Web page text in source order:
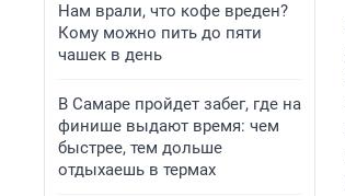
Нам врали, что кофе вреден?
Кому можно пить до пяти
чашек в день
В Самаре пройдет забег, где на
финише выдают время: чем
быстрее, тем дольше
отдыхаешь в термах